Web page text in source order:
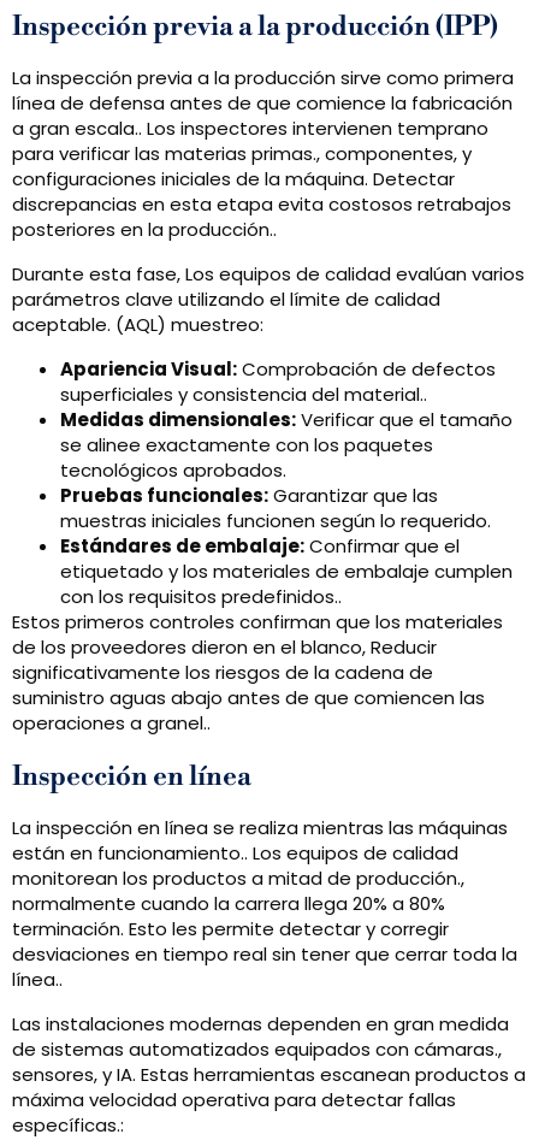
Inspección previa a la producción (IPP)
La inspección previa a la producción sirve como primera
línea de defensa antes de que comience la fabricación
a gran escala.. Los inspectores intervienen temprano
para verificar las materias primas., componentes, y
configuraciones iniciales de la máquina. Detectar
discrepancias en esta etapa evita costosos retrabajos
posteriores en la producción..
Durante esta fase, Los equipos de calidad evalúan varios
parámetros clave utilizando el límite de calidad
aceptable. (AQL) muestreo:
Apariencia Visual:Comprobación de defectos
superficiales y consistencia del material..
Medidas dimensionales:Verificar que el tamaño
se alinee exactamente con los paquetes
tecnológicos aprobados.
Pruebas funcionales:Garantizar que las
muestras iniciales funcionen según lo requerido.
Estándares de embalaje:Confirmar que el
etiquetado y los materiales de embalaje cumplen
con los requisitos predefinidos..
Estos primeros controles confirman que los materiales
de los proveedores dieron en el blanco, Reducir
significativamente los riesgos de la cadena de
suministro aguas abajo antes de que comiencen las
operaciones a granel..
Inspección en línea
La inspección en línea se realiza mientras las máquinas
están en funcionamiento.. Los equipos de calidad
monitorean los productos a mitad de producción.,
normalmente cuando la carrera llega 20% a 80%
terminación. Esto les permite detectar y corregir
desviaciones en tiempo real sin tener que cerrar toda la
línea..
Las instalaciones modernas dependen en gran medida
de sistemas automatizados equipados con cámaras.,
sensores, y IA. Estas herramientas escanean productos a
máxima velocidad operativa para detectar fallas
específicas.: